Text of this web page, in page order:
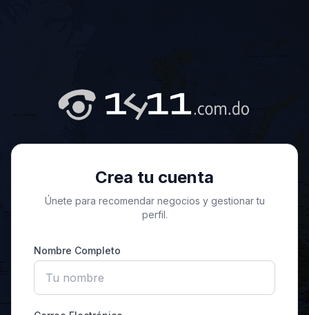
Crea tu cuenta
Únete para recomendar negocios y gestionar tu
perfil.
Nombre Completo